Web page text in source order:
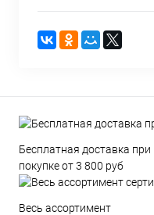
Бесплатная доставка при
покупке от 3 800 руб
Весь ассортимент